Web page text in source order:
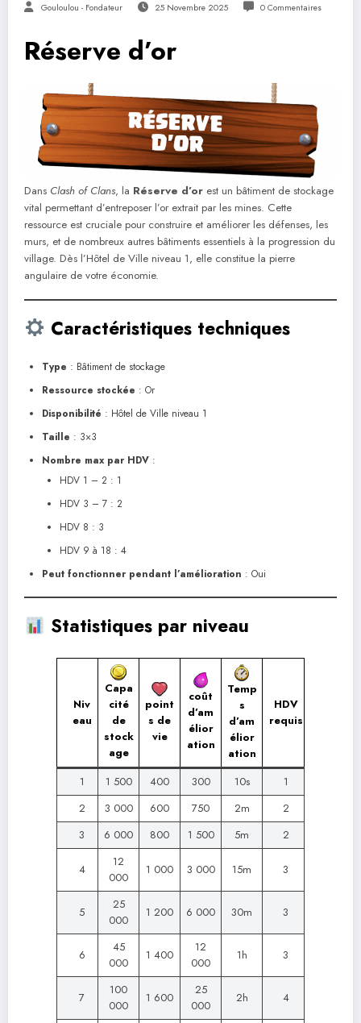
Gouloulou - Fondateur 25 Novembre 2025 0 Commentaires
Réserve d’or
Dans Clash of Clans, la Réserve d’or est un bâtiment de stockage
vital permettant d’entreposer l’or extrait par les mines. Cette
ressource est cruciale pour construire et améliorer les défenses, les
murs, et de nombreux autres bâtiments essentiels à la progression du
village. Dès l’Hôtel de Ville niveau 1, elle constitue la pierre
angulaire de votre économie.
Caractéristiques techniques
Type : Bâtiment de stockage
Ressource stockée : Or
Disponibilité : Hôtel de Ville niveau 1
Taille : 3×3
Nombre max par HDV :
HDV 1 – 2 : 1
HDV 3 – 7 : 2
HDV 8 : 3
HDV 9 à 18 : 4
Peut fonctionner pendant l’amélioration : Oui
Statistiques par niveau
Niv
eau
Capa
cité
de
stock
age
point
s de
vie
coût
d’am
élior
ation
Temp
s
d’am
élior
ation
HDV
requis
1 1 500 400 300 10s
1
2
3 000 600 750 2m
2
3
6 000 800 1 500 5m 2
4
12
000
1 000 3 000 15m 3
5
25
000
1 200 6 000 30m 3
6
45
000
1 400
12
000
1h 3
7
100
000
1 600
25
000
2h 4